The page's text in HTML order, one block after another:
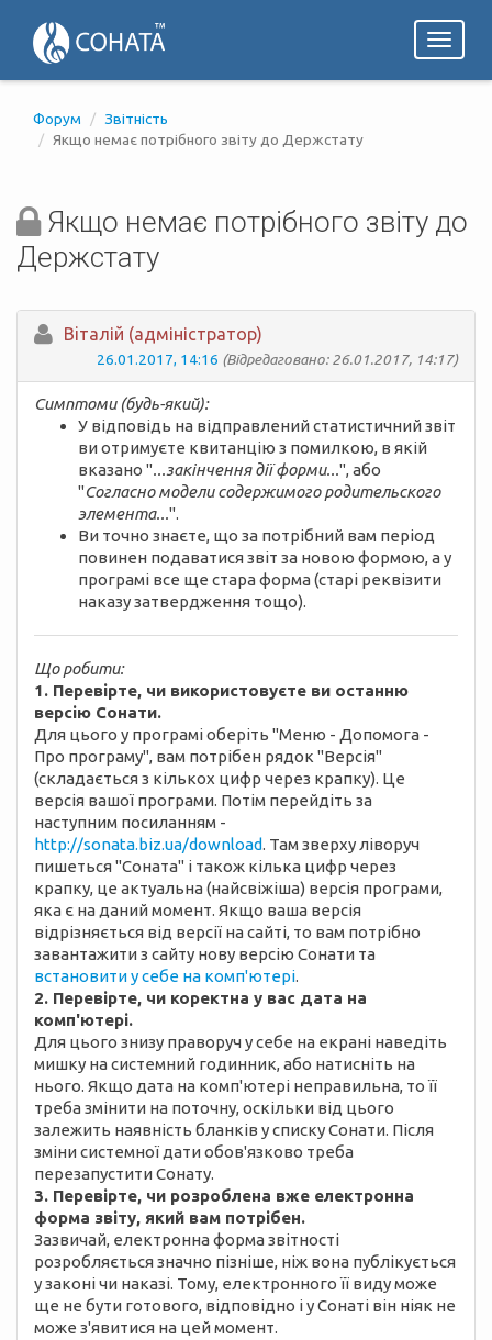
Toggle
Форум
Звітність
Якщо немає потрібного звіту до Держстату
Якщо немає потрібного звіту до
Держстату
Вiталій (адміністратор)
26.01.2017, 14:16 (Відредаговано: 26.01.2017, 14:17)
Симптоми (будь-який):
У відповідь на відправлений статистичний звіт
ви отримуєте квитанцію з помилкою, в якій
вказано "...закінчення дії форми...", або
"Согласно модели содержимого родительского
элемента...".
Ви точно знаєте, що за потрібний вам період
повинен подаватися звіт за новою формою, а у
програмі все ще стара форма (старі реквізити
наказу затвердження тощо).
Що робити:
1. Перевірте, чи використовуєте ви останню
версію Сонати.
Для цього у програмі оберіть "Меню - Допомога -
Про програму", вам потрібен рядок "Версія"
(складається з кількох цифр через крапку). Це
версія вашої програми. Потім перейдіть за
наступним посиланням -
http://sonata.biz.ua/download. Там зверху ліворуч
пишеться "Соната" і також кілька цифр через
крапку, це актуальна (найсвіжіша) версія програми,
яка є на даний момент. Якщо ваша версія
відрізняється від версії на сайті, то вам потрібно
завантажити з сайту нову версію Сонати та
встановити у себе на комп'ютері.
2. Перевірте, чи коректна у вас дата на
комп'ютері.
Для цього знизу праворуч у себе на екрані наведіть
мишку на системний годинник, або натисніть на
нього. Якщо дата на комп'ютері неправильна, то її
треба змінити на поточну, оскільки від цього
залежить наявність бланків у списку Сонати. Після
зміни системної дати обов'язково треба
перезапустити Сонату.
3. Перевірте, чи розроблена вже електронна
форма звіту, який вам потрібен.
Зазвичай, електронна форма звітності
розробляється значно пізніше, ніж вона публікується
у законі чи наказі. Тому, електронного її виду може
ще не бути готового, відповідно і у Сонаті він ніяк не
може з'явитися на цей момент.